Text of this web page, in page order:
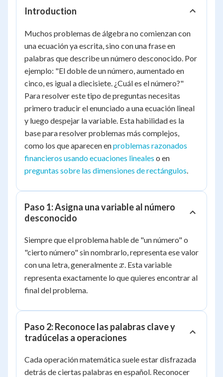
Introduction
Muchos problemas de álgebra no comienzan con
una ecuación ya escrita, sino con una frase en
palabras que describe un número desconocido. Por
ejemplo: "El doble de un número, aumentado en
cinco, es igual a diecisiete. ¿Cuál es el número?"
Para resolver este tipo de preguntas necesitas
primero traducir el enunciado a una ecuación lineal
y luego despejar la variable. Esta habilidad es la
base para resolver problemas más complejos,
como los que aparecen enproblemas razonados
financieros usando ecuaciones lineales o en
preguntas sobre las dimensiones de rectángulos.
Paso 1: Asigna una variable al número
desconocido
Siempre que el problema hable de "un número" o
"cierto número" sin nombrarlo, representa ese valor
con una letra, generalmente x
x. Esta variable
representa exactamente lo que quieres encontrar al
final del problema.
Paso 2: Reconoce las palabras clave y
tradúcelas a operaciones
Cada operación matemática suele estar disfrazada
detrás de ciertas palabras en español. Reconocer